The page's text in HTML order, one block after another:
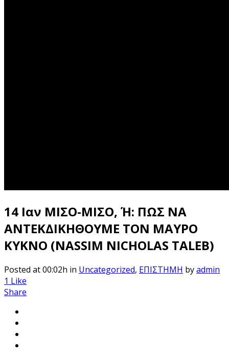
14 Ιαν ΜΙΣΟ-ΜΙΣΟ, Ή: ΠΩΣ ΝΑ
ΑΝΤΕΚΔΙΚΗΘΟΥΜΕ ΤΟΝ ΜΑΥΡΟ
ΚΥΚΝΟ (NASSIM NICHOLAS TALEB)
Posted at 00:02h in Uncategorized, ΕΠΙΣΤΗΜΗ byadmin
1 Like
Share